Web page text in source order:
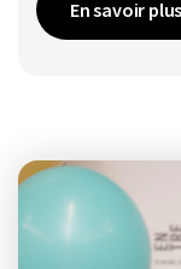
En savoir